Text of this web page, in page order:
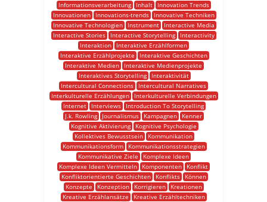
Informationsverarbeitung
Inhalt
Innovation Trends
Innovationen
Innovations-trends
Innovative Techniken
Innovative Technologien
Instrument
Interactive Media
Interactive Stories
Interactive Storytelling
Interactivity
Interaktion
Interaktive Erzählformen
Interaktive Erzählprojekte
Interaktive Geschichten
Interaktive Medien
Interaktive Medienprojekte
Interaktives Storytelling
Interaktivität
Intercultural Connections
Intercultural Narratives
Interkulturelle Erzählungen
Interkulturelle Verbindungen
Internet
Interviews
Introduction To Storytelling
J.k. Rowling
Journalismus Kampagnen
Kenner
Kognitive Aktivierung
Kognitive Psychologie
Kollektives Bewusstsein
Kommunikation
Kommunikationsform
Kommunikationsstrategien
Kommunikative Ziele
Komplexe Ideen
Komplexe Ideen Vermitteln
Komponenten
Konflikt
Konfliktorientierte Geschichten
Konflikts
Können
Konzepte
Konzeption Korrigieren
Kreationen
Kreative Erzählansätze
Kreative Erzähltechniken